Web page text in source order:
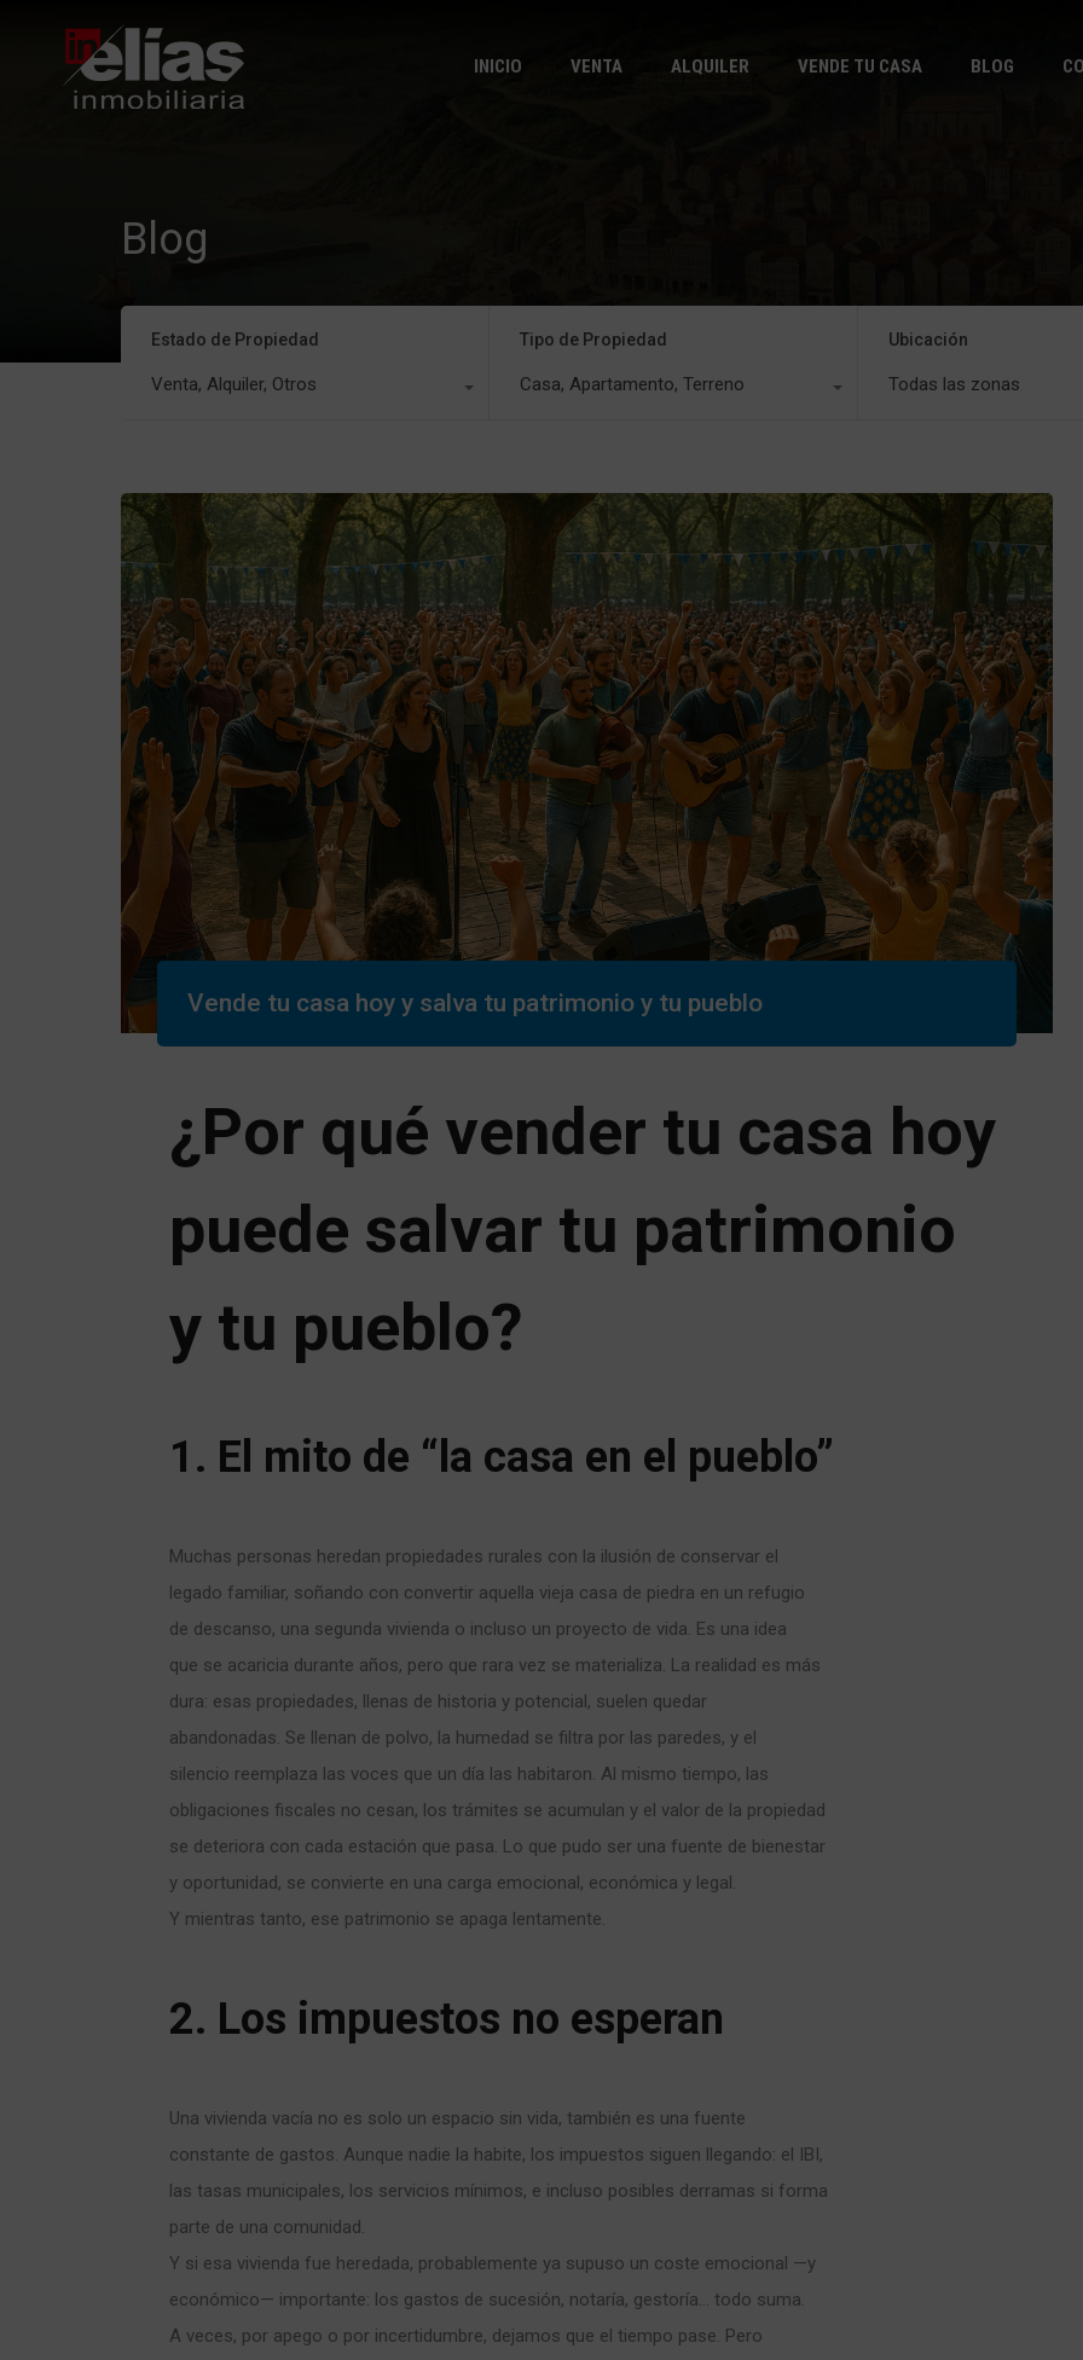
INICIO
VENTA ALQUILER VENDE TU CASA BLOG
Blog
Estado de Propiedad
Venta, Alquiler, Otros
Tipo de Propiedad
Casa, Apartamento, Terreno
Ubicación
Todas las zonas
Vende tu casa hoy y salva tu patrimonio y tu pueblo
¿Por qué vender tu casa hoy
puede salvar tu patrimonio
y tu pueblo?
1. El mito de “la casa en el pueblo”
Muchas personas heredan propiedades rurales con la ilusión de conservar el
legado familiar, soñando con convertir aquella vieja casa de piedra en un refugio
de descanso, una segunda vivienda o incluso un proyecto de vida. Es una idea
que se acaricia durante años, pero que rara vez se materializa. La realidad es más
dura: esas propiedades, llenas de historia y potencial, suelen quedar
abandonadas. Se llenan de polvo, la humedad se filtra por las paredes, y el
silencio reemplaza las voces que un día las habitaron. Al mismo tiempo, las
obligaciones fiscales no cesan, los trámites se acumulan y el valor de la propiedad
se deteriora con cada estación que pasa. Lo que pudo ser una fuente de bienestar
y oportunidad, se convierte en una carga emocional, económica y legal.
Y mientras tanto, ese patrimonio se apaga lentamente.
2. Los impuestos no esperan
Una vivienda vacía no es solo un espacio sin vida, también es una fuente
constante de gastos. Aunque nadie la habite, los impuestos siguen llegando: el IBI,
las tasas municipales, los servicios mínimos, e incluso posibles derramas si forma
parte de una comunidad.
Y si esa vivienda fue heredada, probablemente ya supuso un coste emocional —y
económico— importante: los gastos de sucesión, notaría, gestoría… todo suma.
A veces, por apego o por incertidumbre, dejamos que el tiempo pase. Pero